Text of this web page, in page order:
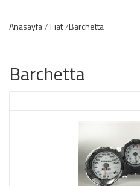
Anasayfa Fiat Barchetta
Barchetta